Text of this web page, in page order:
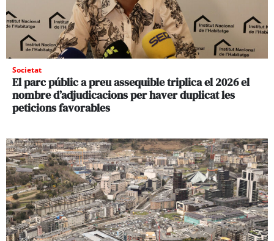
Societat
El parc públic a preu assequible triplica el 2026 el
nombre d’adjudicacions per haver duplicat les
peticions favorables